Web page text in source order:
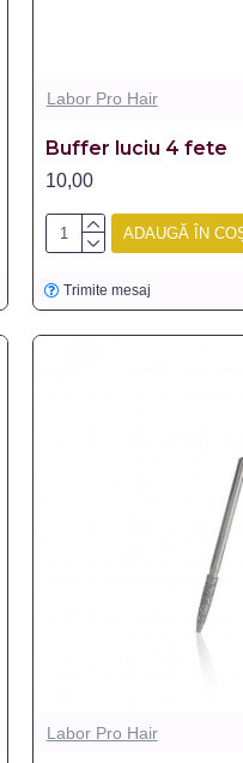
Labor Pro Hair
Buffer luciu 4 fete
10,00
ADAUGĂ ÎN
Trimite mesaj
Labor Pro Hair